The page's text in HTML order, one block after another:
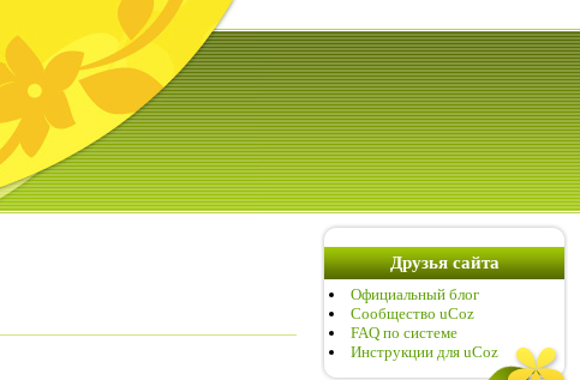
Друзья сайта
Официальный блог
Сообщество uCoz
FAQ по системе
Инструкции для uCoz